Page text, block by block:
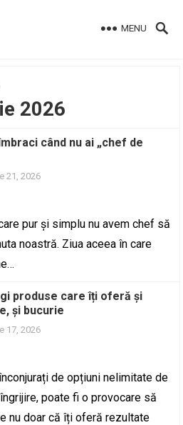
MENU
2026
când nu ai „chef de
21, 2026
pur și simplu nu avem chef să
noastră. Ziua aceea în care
produse care îți oferă și
și bucurie
17, 2026
de opțiuni nelimitate de
poate fi o provocare să
nu doar că îți oferă rezultate